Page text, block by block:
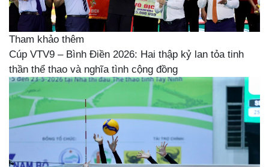
Tham khảo thêm
Cúp VTV9 – Bình Điền 2026: Hai thập kỷ lan tỏa tinh
thần thể thao và nghĩa tình cộng đồng